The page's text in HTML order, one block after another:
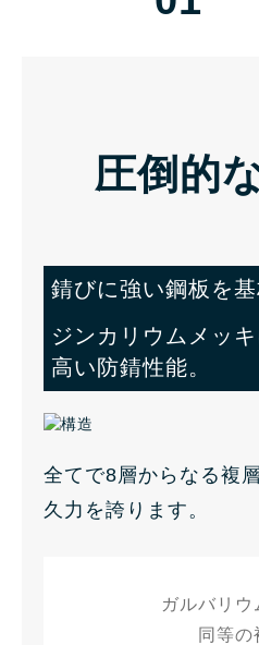
圧倒的
錆びに強い鋼板を基
ジンカリウムメッ
高い防錆性能。
全てで8層からなる複
久力を誇ります。
ガルバリウ
同等の